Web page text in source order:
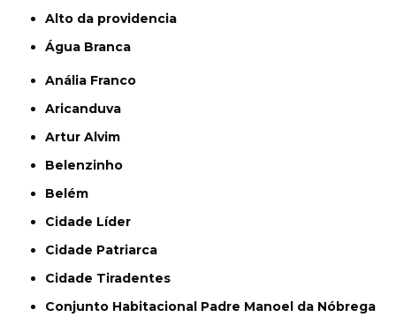
alto da providencia
Água Branca
Anália Franco
Aricanduva
Artur Alvim
Belenzinho
Belém
Cidade Líder
Cidade Patriarca
Cidade Tiradentes
Conjunto Habitacional Padre Manoel da Nóbrega